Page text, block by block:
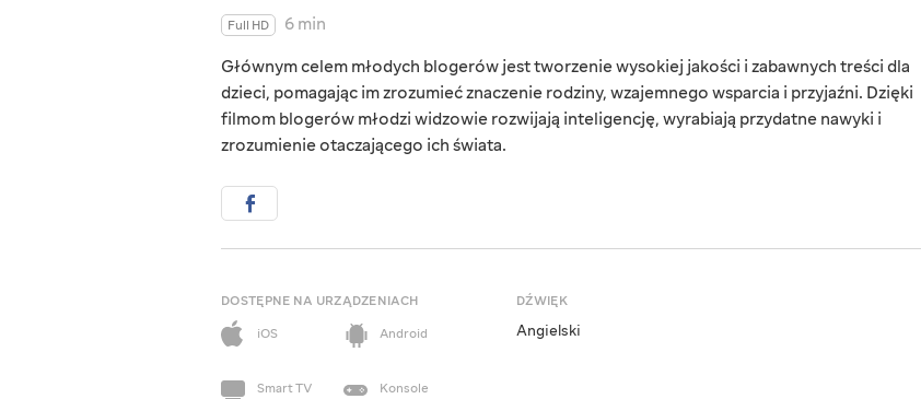
Full HD
6 min
Głównym celem młodych blogerów jest tworzenie wysokiej jakości i zabawnych treści dla
dzieci, pomagając im zrozumieć znaczenie rodziny, wzajemnego wsparcia i przyjaźni. Dzięki
filmom blogerów młodzi widzowie rozwijają inteligencję, wyrabiają przydatne nawyki i
zrozumienie otaczającego ich świata.
DOSTĘPNE NA URZĄDZENIACH
iOS
Android
Smart TV Konsole
DŹWIĘK
Angielski